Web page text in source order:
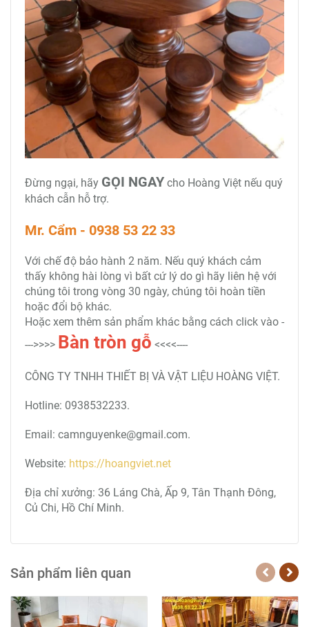
Đừng ngại, hãy GỌI NGAY cho Hoàng Việt nếu quý
khách cẫn hỗ trợ.
Mr. Cẩm - 0938 53 22 33
Với chế độ bảo hành 2 năm. Nếu quý khách cảm
thấy không hài lòng vì bất cứ lý do gì hãy liên hệ với
chúng tôi trong vòng 30 ngày, chúng tôi hoàn tiền
hoặc đổi bộ khác.
Hoặc xem thêm sản phẩm khác bằng cách click vào -
--->>>> Bàn tròn gỗ <<<<----
CÔNG TY TNHH THIẾT BỊ VÀ VẬT LIỆU HOÀNG VIỆT.
Hotline: 0938532233.
Email: camnguyenke@gmail.com.
Website: https://hoangviet.net
Địa chỉ xưởng: 36 Láng Chà, Ấp 9, Tân Thạnh Đông,
Củ Chi, Hồ Chí Minh.
Sản phẩm liên quan